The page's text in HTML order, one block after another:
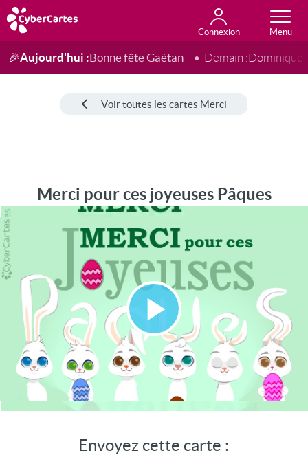
Connexion
Anniversaire
Fête du jour
Amour
Amitié
Merci
Toutes les cartes
🎉Aujourd'hui :Bonne fête Gaétan Demain :Dominique
Voir toutes les cartes Merci
Merci pour ces joyeuses Pâques
Lire
la
vidéo
Envoyez cette carte :